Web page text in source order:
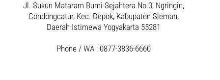
Jl. Sukun Mataram Bumi Sejahtera No.3, Ngringin,
Condongcatur, Kec. Depok, Kabupaten Sleman,
Daerah Istimewa Yogyakarta 55281
Phone / WA : 0877-3836-6660